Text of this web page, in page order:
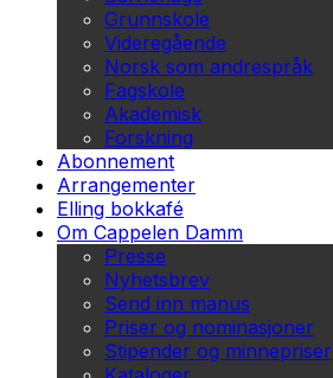
Grunnskole
Videregående
Norsk som andrespråk
Fagskole
Akademisk
Forskning
Abonnement
Arrangementer
Elling bokkafé
Om Cappelen Damm
Presse
Nyhetsbrev
Send inn manus
Priser og nominasjoner
Stipender og minnepriser